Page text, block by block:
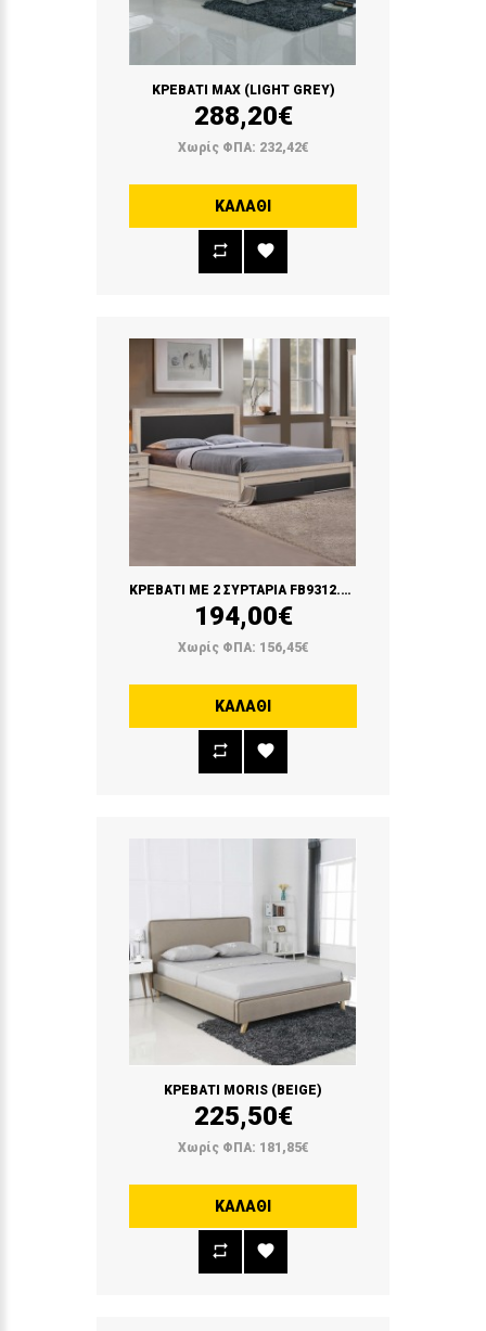
ΚΡΕΒΑΤΙ MAX (LIGHT GREY)
288,20€
Χωρίς ΦΠΑ: 232,42€
ΚΑΛΆΘΙ
ΚΡΕΒΑΤΙ ME 2 ΣΥΡΤΑΡΙΑ FB9312.04 (SONAMA GREY)
194,00€
Χωρίς ΦΠΑ: 156,45€
ΚΑΛΆΘΙ
ΚΡΕΒΑΤΙ MORIS (BEIGE)
225,50€
Χωρίς ΦΠΑ: 181,85€
ΚΑΛΆΘΙ